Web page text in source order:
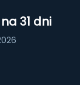
31 dni